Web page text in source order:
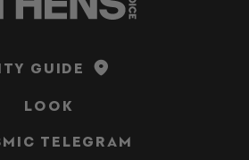
GUIDE
LOOK
TELEGRAM